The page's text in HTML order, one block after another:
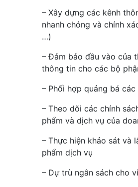
– Xây dựng các kênh
nhanh chóng và chính
…)
– Đảm bảo đầu vào của
thông tin cho các bộ
– Phối hợp quảng bá
– Theo dõi các chính
phẩm và dịch vụ của
– Thực hiện khảo sát và
phẩm dịch vụ
– Dự trù ngân sách cho